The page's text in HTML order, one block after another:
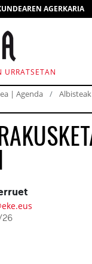
AGERKARIA
URRATSETAN
| Agenda Albisteak
26